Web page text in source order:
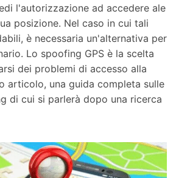
l'autorizzazione ad accedere ale
posizione. Nel caso in cui tali
è necessaria un'alternativa per
Lo spoofing GPS è la scelta
dei problemi di accesso alla
articolo, una guida completa sulle
di cui si parlerà dopo una ricerca